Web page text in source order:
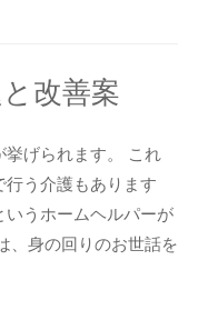
改善案
げられます。 これ
う介護もあります
いうホームヘルパーが
、身の回りのお世話を